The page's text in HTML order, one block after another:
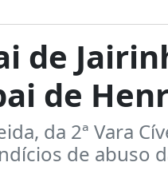
de
de
da 2ª Vara
de abuso